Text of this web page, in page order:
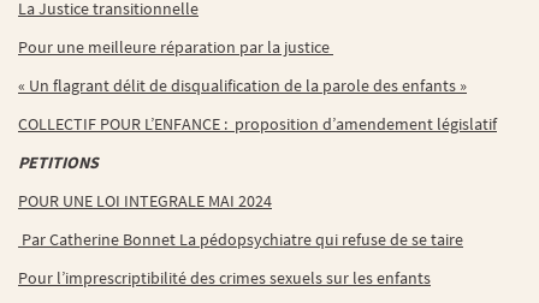
La Justice transitionnelle
Pour une meilleure réparation par la justice
« Un flagrant délit de disqualification de la parole des enfants »
COLLECTIF POUR L’ENFANCE : proposition d’amendement législatif
PETITIONS
POUR UNE LOI INTEGRALE MAI 2024
Par Catherine Bonnet La pédopsychiatre qui refuse de se taire
Pour l’imprescriptibilité des crimes sexuels sur les enfants